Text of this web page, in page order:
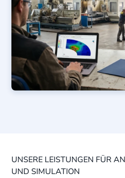
UNSERE LEISTUNGEN FÜR
UND SIMULATION